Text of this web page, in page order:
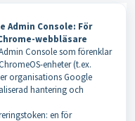
Admin Console: För
webbläsare
Console som förenklar
enheter (t.ex.
organisations Google
hantering och
en för